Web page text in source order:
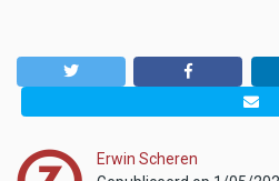
Erwin Scheren